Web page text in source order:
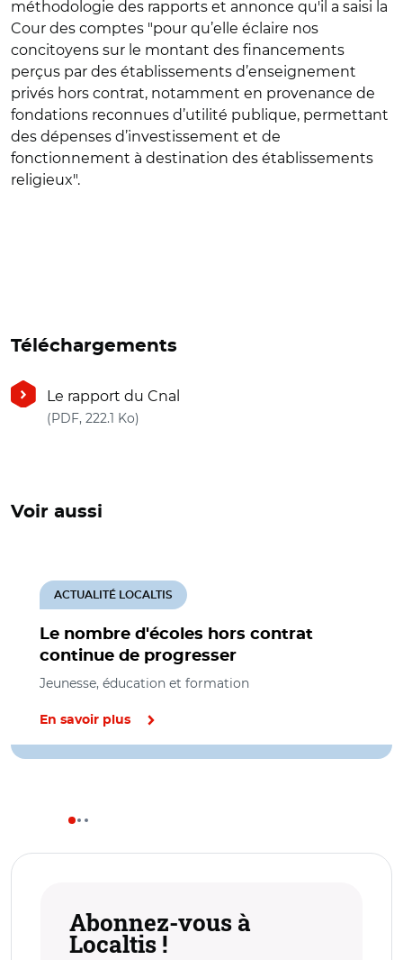
méthodologie des rapports et annonce qu'il a saisi la
Cour des comptes "pour qu’elle éclaire nos
concitoyens sur le montant des financements
perçus par des établissements d’enseignement
privés hors contrat, notamment en provenance de
fondations reconnues d’utilité publique, permettant
des dépenses d’investissement et de
fonctionnement à destination des établissements
religieux".
Téléchargements
Le rapport du Cnal
(PDF, 222.1 Ko)
Voir aussi
Le nombre d'écoles hors contrat
continue de progresser
ACTUALITÉ LOCALTIS
Jeunesse, éducation et formation
En savoir plus
Abonnez-vous à
Localtis !